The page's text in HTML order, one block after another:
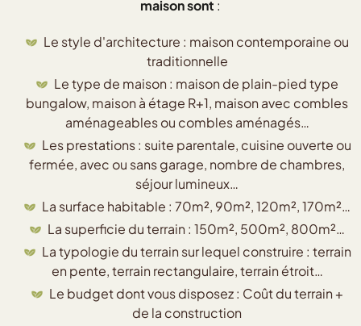
maison sont :
Le style d'architecture : maison contemporaine ou
traditionnelle
Le type de maison : maison de plain-pied type
bungalow, maison à étage R+1, maison avec combles
aménageables ou combles aménagés…
Les prestations : suite parentale, cuisine ouverte ou
fermée, avec ou sans garage, nombre de chambres,
séjour lumineux…
La surface habitable : 70m², 90m², 120m², 170m²…
La superficie du terrain : 150m², 500m², 800m²…
La typologie du terrain sur lequel construire : terrain
en pente, terrain rectangulaire, terrain étroit…
Le budget dont vous disposez : Coût du terrain +
de la construction